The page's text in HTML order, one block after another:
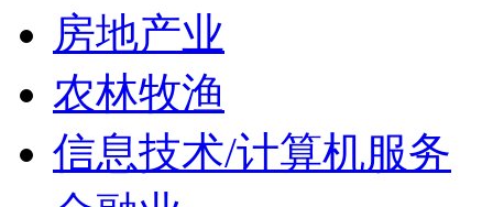
房地产业
农林牧渔
信息技术/计算机服务